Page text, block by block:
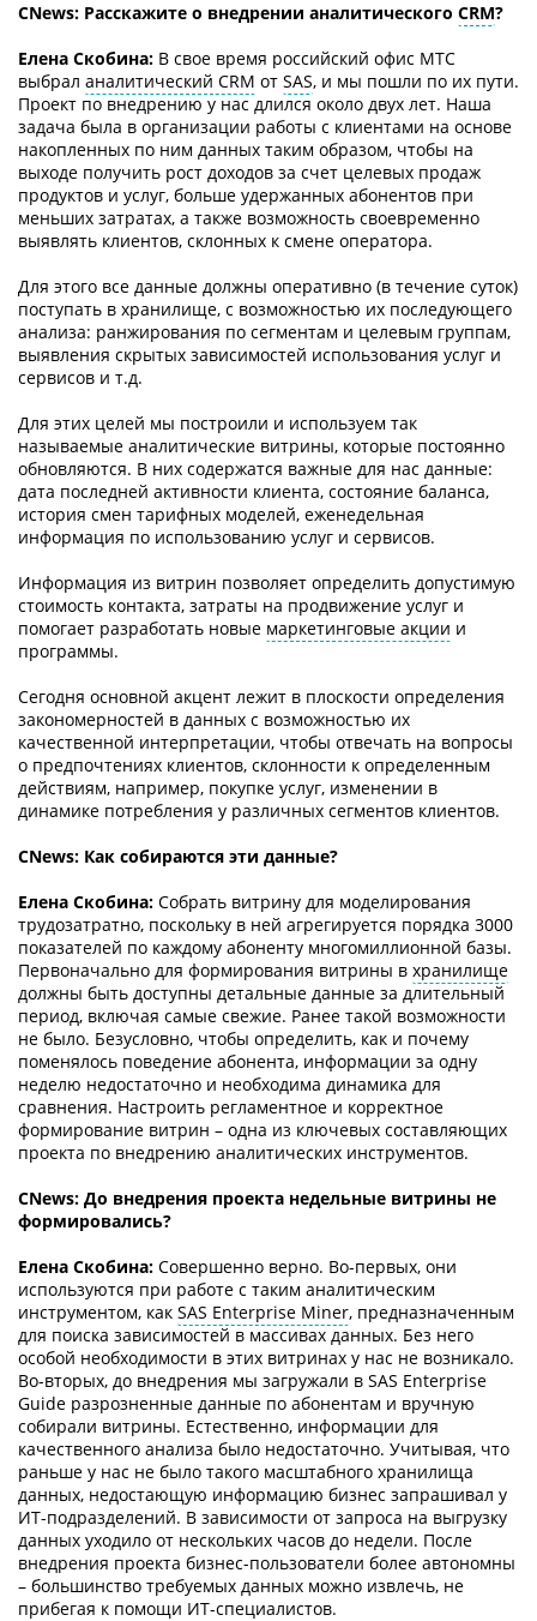
СNews: Расскажите о внедрении аналитического CRM?
Елена Скобина: В свое время российский офис МТС
выбрал аналитический CRM от SAS, и мы пошли по их пути.
Проект по внедрению у нас длился около двух лет. Наша
задача была в организации работы с клиентами на основе
накопленных по ним данных таким образом, чтобы на
выходе получить рост доходов за счет целевых продаж
продуктов и услуг, больше удержанных абонентов при
меньших затратах, а также возможность своевременно
выявлять клиентов, склонных к смене оператора.
Для этого все данные должны оперативно (в течение суток)
поступать в хранилище, с возможностью их последующего
анализа: ранжирования по сегментам и целевым группам,
выявления скрытых зависимостей использования услуг и
сервисов и т.д.
Для этих целей мы построили и используем так
называемые аналитические витрины, которые постоянно
обновляются. В них содержатся важные для нас данные:
дата последней активности клиента, состояние баланса,
история смен тарифных моделей, еженедельная
информация по использованию услуг и сервисов.
Информация из витрин позволяет определить допустимую
стоимость контакта, затраты на продвижение услуг и
помогает разработать новые маркетинговые акции и
программы.
Сегодня основной акцент лежит в плоскости определения
закономерностей в данных с возможностью их
качественной интерпретации, чтобы отвечать на вопросы
о предпочтениях клиентов, склонности к определенным
действиям, например, покупке услуг, изменении в
динамике потребления у различных сегментов клиентов.
СNews: Как собираются эти данные?
Елена Скобина: Собрать витрину для моделирования
трудозатратно, поскольку в ней агрегируется порядка 3000
показателей по каждому абоненту многомиллионной базы.
Первоначально для формирования витрины в хранилище
должны быть доступны детальные данные за длительный
период, включая самые свежие. Ранее такой возможности
не было. Безусловно, чтобы определить, как и почему
поменялось поведение абонента, информации за одну
неделю недостаточно и необходима динамика для
сравнения. Настроить регламентное и корректное
формирование витрин – одна из ключевых составляющих
проекта по внедрению аналитических инструментов.
СNews: До внедрения проекта недельные витрины не
формировались?
Елена Скобина: Совершенно верно. Во-первых, они
используются при работе с таким аналитическим
инструментом, как SAS Enterprise Miner, предназначенным
для поиска зависимостей в массивах данных. Без него
особой необходимости в этих витринах у нас не возникало.
Во-вторых, до внедрения мы загружали в SAS Enterprise
Guide разрозненные данные по абонентам и вручную
собирали витрины. Естественно, информации для
качественного анализа было недостаточно. Учитывая, что
раньше у нас не было такого масштабного хранилища
данных, недостающую информацию бизнес запрашивал у
ИТ-подразделений. В зависимости от запроса на выгрузку
данных уходило от нескольких часов до недели. После
внедрения проекта бизнес-пользователи более автономны
– большинство требуемых данных можно извлечь, не
прибегая к помощи ИТ-специалистов.